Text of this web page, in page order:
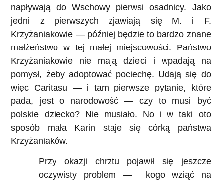
napływają do Wschowy pierwsi osadnicy. Jako
jedni z pierwszych zjawiają się M. i F.
Krzyżaniakowie — później będzie to bardzo znane
małżeństwo w tej małej miejscowości. Państwo
Krzyżaniakowie nie mają dzieci i wpadają na
pomysł, żeby adoptować pociechę. Udają się do
więc Caritasu — i tam pierwsze pytanie, które
pada, jest o narodowość — czy to musi być
polskie dziecko? Nie musiało. No i w taki oto
sposób mała Karin staje się córką państwa
Krzyżaniaków.
Przy okazji chrztu pojawił się jeszcze
oczywisty problem — kogo wziąć na